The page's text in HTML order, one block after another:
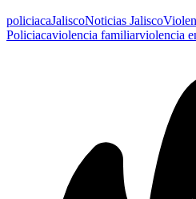
policiacaJaliscoNoticias Jalisco
Policiacaviolencia familiarviolencia